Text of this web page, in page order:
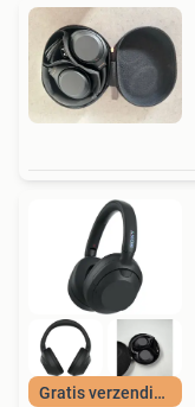
Gratis verzending